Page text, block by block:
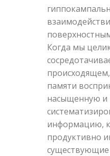
Когда мы
памяти
насыщенную и
информацию,
продуктивно